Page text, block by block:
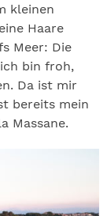
kleinen
Haare
Meer: Die
bin froh,
Da ist mir
bereits mein
Massane.